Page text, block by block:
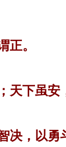
正。
天下虽安
决，以勇